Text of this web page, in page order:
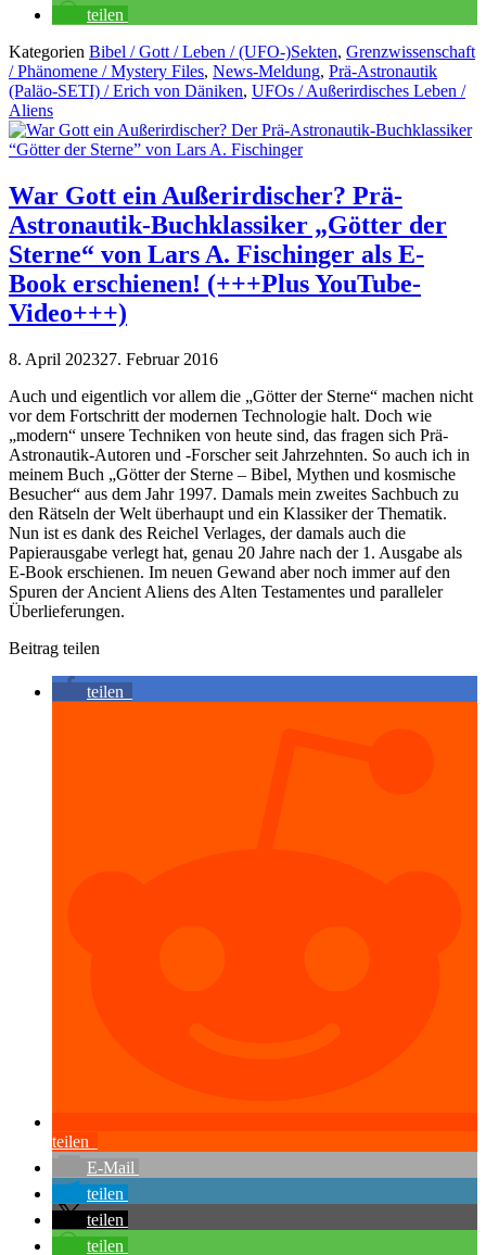
teilen
Kategorien Bibel / Gott / Leben / (UFO-)Sekten, Grenzwissenschaft
/ Phänomene / Mystery Files, News-Meldung, Prä-Astronautik
(Paläo-SETI) / Erich von Däniken, UFOs / Außerirdisches Leben /
Aliens
War Gott ein Außerirdischer? Prä-
Astronautik-Buchklassiker „Götter der
Sterne“ von Lars A. Fischinger als E-
Book erschienen! (+++Plus YouTube-
Video+++)
8. April 202327. Februar 2016
Auch und eigentlich vor allem die „Götter der Sterne“ machen nicht
vor dem Fortschritt der modernen Technologie halt. Doch wie
„modern“ unsere Techniken von heute sind, das fragen sich Prä-
Astronautik-Autoren und -Forscher seit Jahrzehnten. So auch ich in
meinem Buch „Götter der Sterne – Bibel, Mythen und kosmische
Besucher“ aus dem Jahr 1997. Damals mein zweites Sachbuch zu
den Rätseln der Welt überhaupt und ein Klassiker der Thematik.
Nun ist es dank des Reichel Verlages, der damals auch die
Papierausgabe verlegt hat, genau 20 Jahre nach der 1. Ausgabe als
E-Book erschienen. Im neuen Gewand aber noch immer auf den
Spuren der Ancient Aliens des Alten Testamentes und paralleler
Überlieferungen.
Beitrag teilen
teilen
teilen
E-Mail
teilen
teilen
teilen